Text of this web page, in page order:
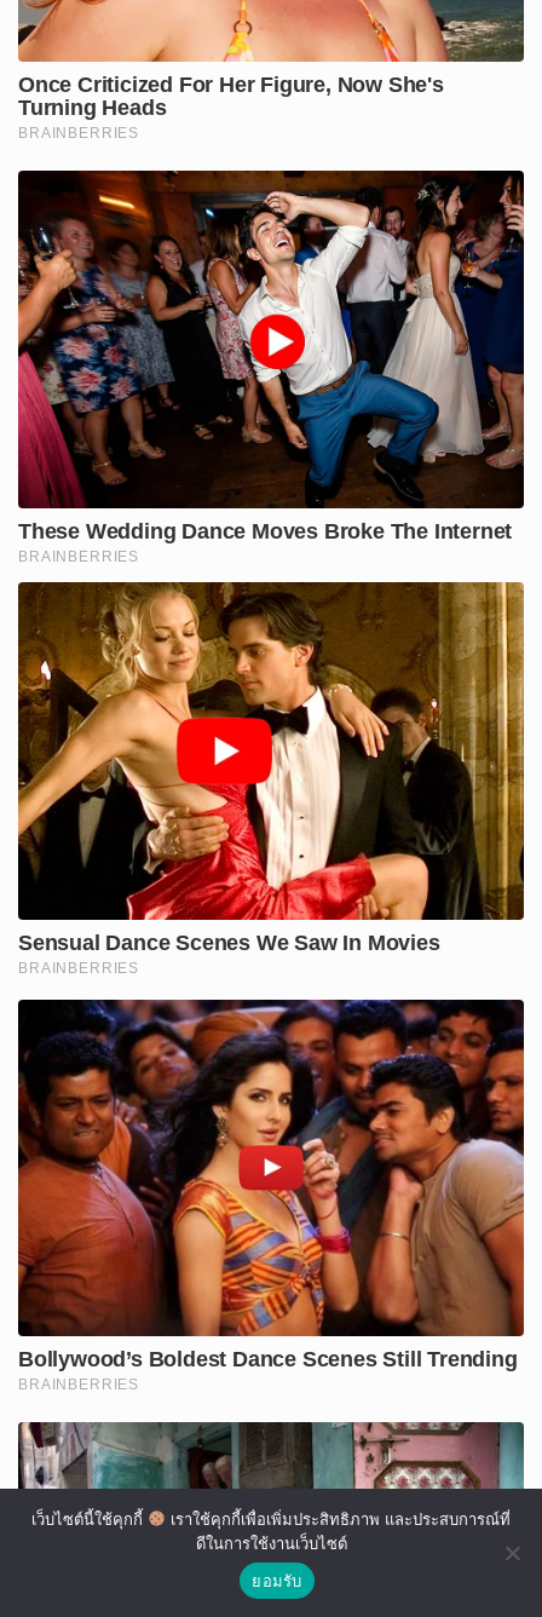
เว็บไซต์นี้ใช้คุกกี้
เราใช้คุกกี้เพื่อเพิ่มประสิทธิภาพ และประสบการณ์ที่
ดีในการใช้งานเว็บไซต์
ยอมรับ